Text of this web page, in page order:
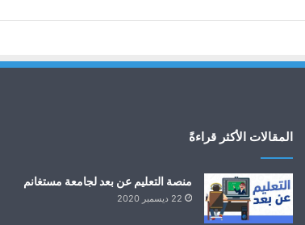
المقالات الأكثر قراءةً
منصة التعليم عن بعد لجامعة مستغانم
22 ديسمبر 2020